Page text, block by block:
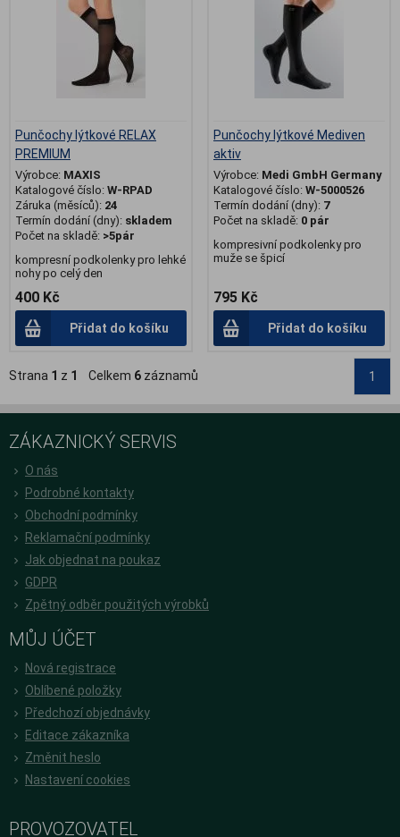
Punčochy lýtkové RELAX
PREMIUM
Výrobce: MAXIS
Katalogové číslo: W-RPAD
Záruka (měsíců): 24
Termín dodání (dny): skladem
Počet na skladě: >5pár
kompresní podkolenky pro lehké
nohy po celý den
400 Kč
Přidat do košíku
Punčochy lýtkové Mediven
aktiv
Výrobce: Medi GmbH Germany
Katalogové číslo: W-5000526
Termín dodání (dny): 7
Počet na skladě: 0 pár
kompresivní podkolenky pro
muže se špicí
795 Kč
Přidat do košíku
Strana 1 z 1 Celkem 6 záznamů 1
ZÁKAZNICKÝ SERVIS
O nás
Podrobné kontakty
Obchodní podmínky
Reklamační podmínky
Jak objednat na poukaz
GDPR
Zpětný odběr použitých výrobků
MŮJ ÚČET
Nová registrace
Oblíbené položky
Předchozí objednávky
Editace zákazníka
Změnit heslo
Nastavení cookies
PROVOZOVATEL